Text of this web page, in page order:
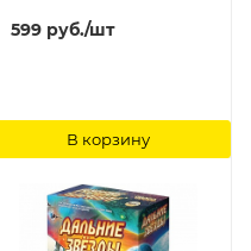
599 руб./шт
В корзину